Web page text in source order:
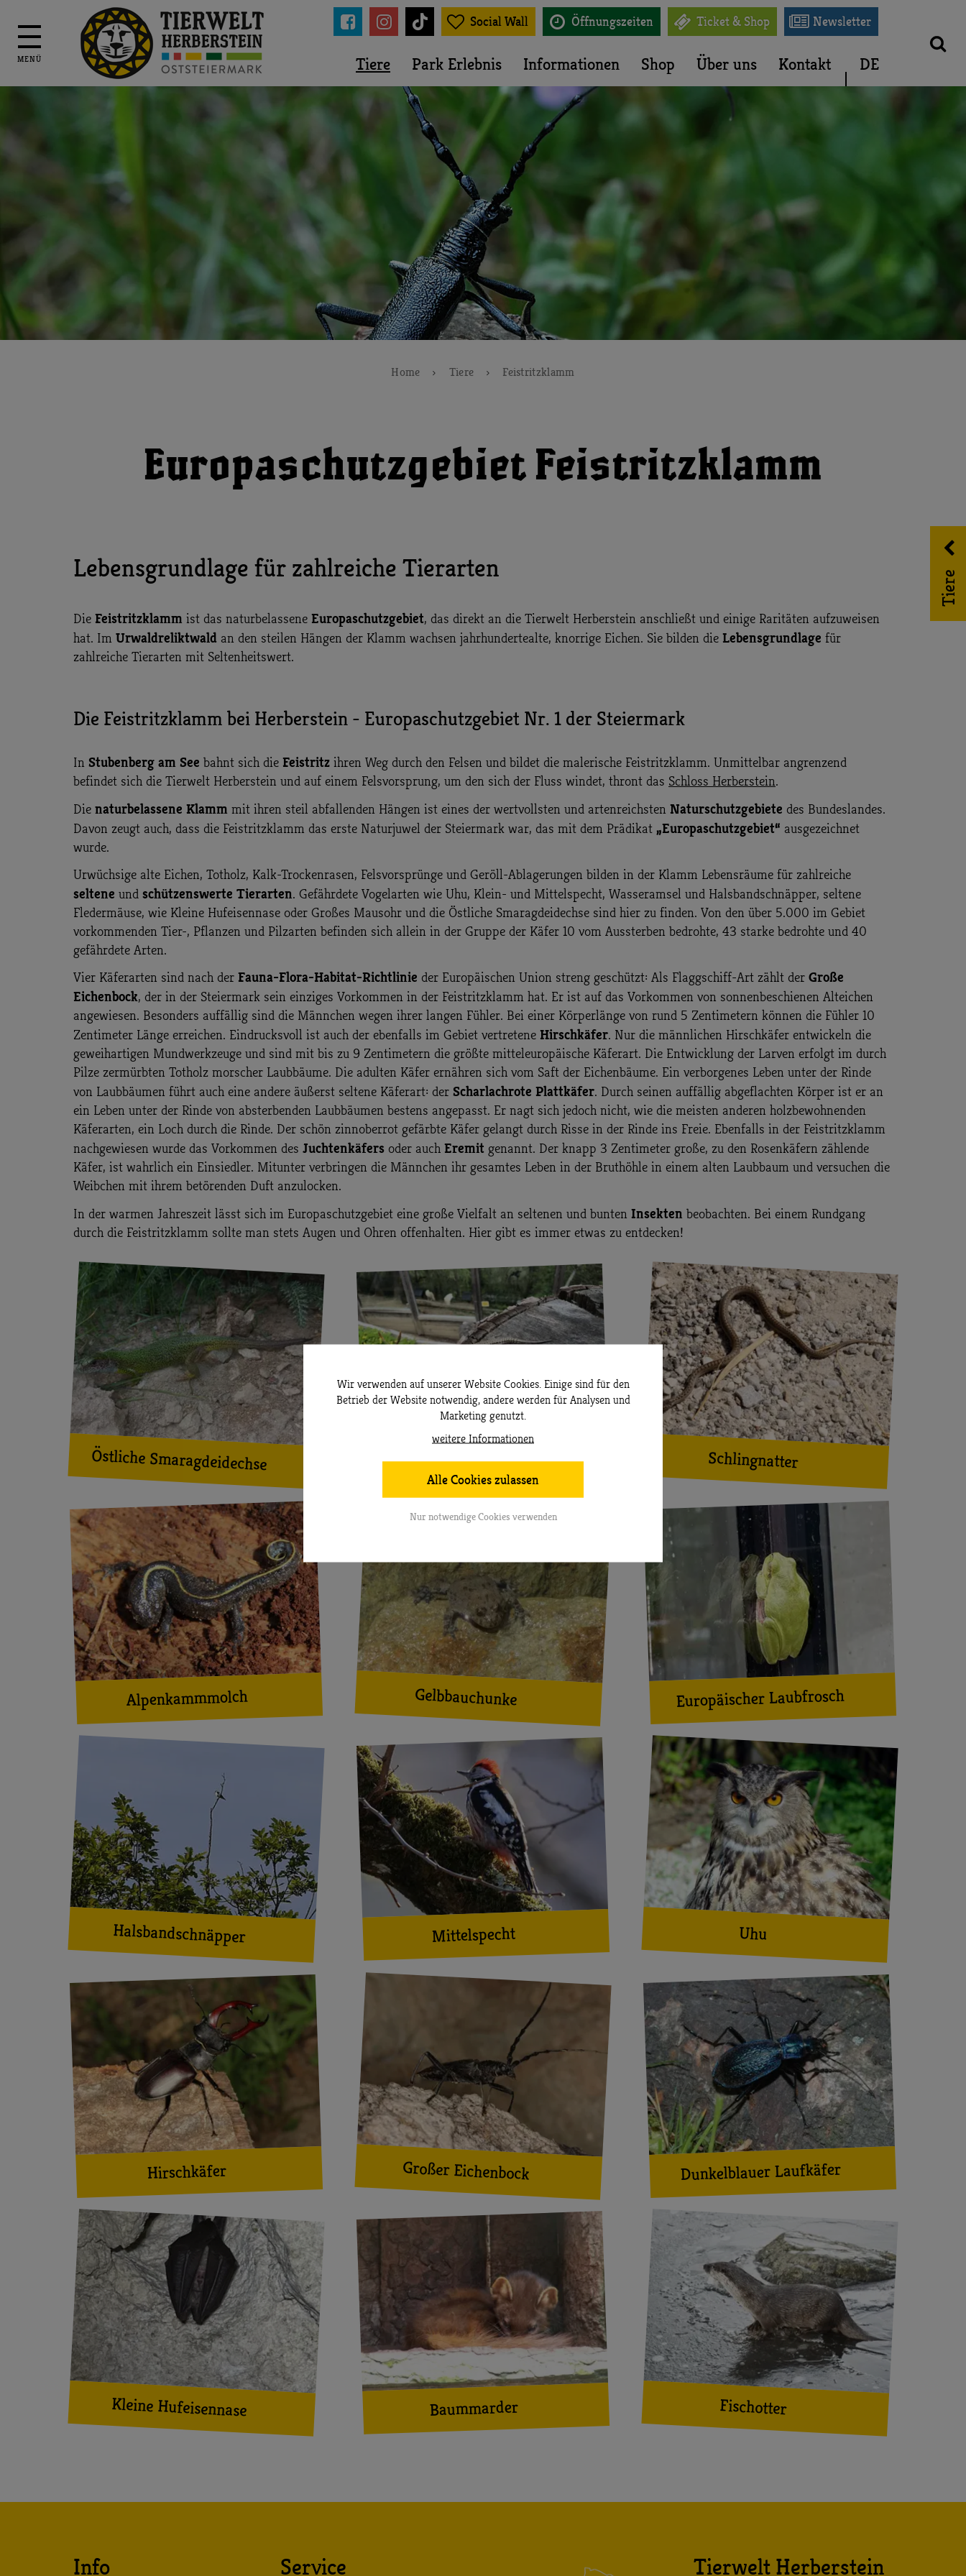
DE
Tiere Park Erlebnis Informationen Shop Über uns Kontakt
    Social Wall  Öffnungszeiten  Ticket & Shop  Newsletter
Home Tiere Feistritzklamm
Europaschutzgebiet Feistritzklamm
Tiere
Lebensgrundlage für zahlreiche Tierarten
Die Feistritzklamm ist das naturbelassene Europaschutzgebiet, das direkt an die Tierwelt Herberstein anschließt und einige Raritäten aufzuweisen
hat. Im Urwaldreliktwald an den steilen Hängen der Klamm wachsen jahrhundertealte, knorrige Eichen. Sie bilden die Lebensgrundlage für
zahlreiche Tierarten mit Seltenheitswert.
Die Feistritzklamm bei Herberstein - Europaschutzgebiet Nr. 1 der Steiermark
In Stubenberg am See bahnt sich die Feistritz ihren Weg durch den Felsen und bildet die malerische Feistritzklamm. Unmittelbar angrenzend
befindet sich die Tierwelt Herberstein und auf einem Felsvorsprung, um den sich der Fluss windet, thront das Schloss Herberstein.
Die naturbelassene Klamm mit ihren steil abfallenden Hängen ist eines der wertvollsten und artenreichsten Naturschutzgebiete des Bundeslandes.
Davon zeugt auch, dass die Feistritzklamm das erste Naturjuwel der Steiermark war, das mit dem Prädikat „Europaschutzgebiet“ ausgezeichnet
wurde.
Urwüchsige alte Eichen, Totholz, Kalk-Trockenrasen, Felsvorsprünge und Geröll-Ablagerungen bilden in der Klamm Lebensräume für zahlreiche
seltene und schützenswerte Tierarten. Gefährdete Vogelarten wie Uhu, Klein- und Mittelspecht, Wasseramsel und Halsbandschnäpper, seltene
Fledermäuse, wie Kleine Hufeisennase oder Großes Mausohr und die Östliche Smaragdeidechse sind hier zu finden. Von den über 5.000 im Gebiet
vorkommenden Tier-, Pflanzen und Pilzarten befinden sich allein in der Gruppe der Käfer 10 vom Aussterben bedrohte, 43 starke bedrohte und 40
gefährdete Arten.
Vier Käferarten sind nach der Fauna-Flora-Habitat-Richtlinie der Europäischen Union streng geschützt: Als Flaggschiff-Art zählt der Große
Eichenbock, der in der Steiermark sein einziges Vorkommen in der Feistritzklamm hat. Er ist auf das Vorkommen von sonnenbeschienen Alteichen
angewiesen. Besonders auffällig sind die Männchen wegen ihrer langen Fühler. Bei einer Körperlänge von rund 5 Zentimetern können die Fühler 10
Zentimeter Länge erreichen. Eindrucksvoll ist auch der ebenfalls im Gebiet vertretene Hirschkäfer. Nur die männlichen Hirschkäfer entwickeln die
geweihartigen Mundwerkzeuge und sind mit bis zu 9 Zentimetern die größte mitteleuropäische Käferart. Die Entwicklung der Larven erfolgt im durch
Pilze zermürbten Totholz morscher Laubbäume. Die adulten Käfer ernähren sich vom Saft der Eichenbäume. Ein verborgenes Leben unter der Rinde
von Laubbäumen führt auch eine andere äußerst seltene Käferart: der Scharlachrote Plattkäfer. Durch seinen auffällig abgeflachten Körper ist er an
ein Leben unter der Rinde von absterbenden Laubbäumen bestens angepasst. Er nagt sich jedoch nicht, wie die meisten anderen holzbewohnenden
Käferarten, ein Loch durch die Rinde. Der schön zinnoberrot gefärbte Käfer gelangt durch Risse in der Rinde ins Freie. Ebenfalls in der Feistritzklamm
nachgewiesen wurde das Vorkommen des Juchtenkäfers oder auch Eremit genannt. Der knapp 3 Zentimeter große, zu den Rosenkäfern zählende
Käfer, ist wahrlich ein Einsiedler. Mitunter verbringen die Männchen ihr gesamtes Leben in der Bruthöhle in einem alten Laubbaum und versuchen die
Weibchen mit ihrem betörenden Duft anzulocken.
In der warmen Jahreszeit lässt sich im Europaschutzgebiet eine große Vielfalt an seltenen und bunten Insekten beobachten. Bei einem Rundgang
durch die Feistritzklamm sollte man stets Augen und Ohren offenhalten. Hier gibt es immer etwas zu entdecken!
Östliche Smaragdeidechse Mauereidechse Schlingnatter
Alpenkammmolch Gelbbauchunke Europäischer Laubfrosch
Halsbandschnäpper Mittelspecht Uhu
Hirschkäfer Großer Eichenbock Dunkelblauer Laufkäfer
Kleine Hufeisennase Baummarder Fischotter
Info Service Tierwelt Herberstein
Wir verwenden auf unserer Website Cookies. Einige sind für den
Betrieb der Website notwendig, andere werden für Analysen und
Marketing genutzt.
weitere Informationen
Alle Cookies zulassen
Nur notwendige Cookies verwenden